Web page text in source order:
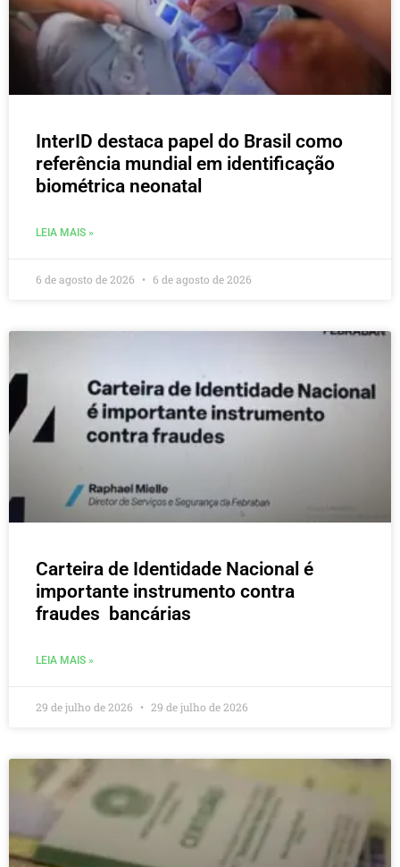
InterID destaca papel do Brasil como
referência mundial em identificação
biométrica neonatal
LEIA MAIS »
6 de agosto de 2026 6 de agosto de 2026
Carteira de Identidade Nacional é
importante instrumento contra
fraudes bancárias
LEIA MAIS »
29 de julho de 2026 29 de julho de 2026